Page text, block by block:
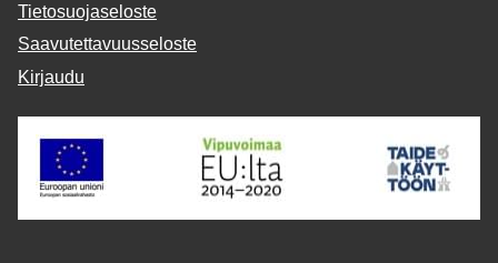
Tietosuojaseloste
Saavutettavuusseloste
Kirjaudu